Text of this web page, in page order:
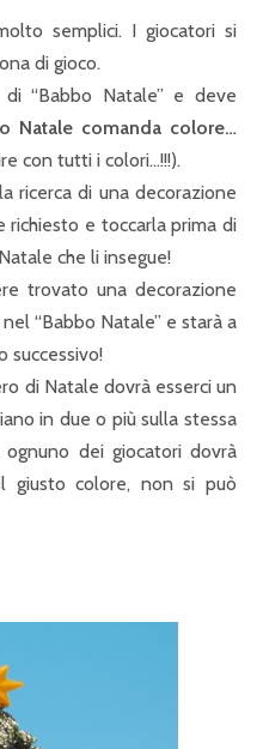
semplici. I giocatori si
di gioco.
“Babbo Natale” e deve
Natale comanda colore…
con tutti i colori…!!!).
ricerca di una decorazione
richiesto e toccarla prima di
che li insegue!
trovato una decorazione
“Babbo Natale” e starà a
successivo!
di Natale dovrà esserci un
in due o più sulla stessa
dei giocatori dovrà
giusto colore, non si può